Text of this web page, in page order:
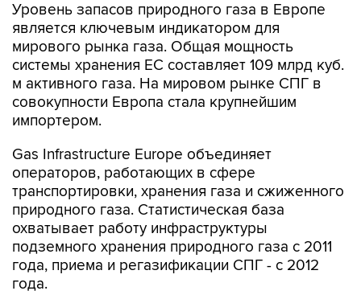
Уровень запасов природного газа в Европе
является ключевым индикатором для
мирового рынка газа. Общая мощность
системы хранения ЕС составляет 109 млрд куб.
м активного газа. На мировом рынке СПГ в
совокупности Европа стала крупнейшим
импортером.
Gas Infrastructure Europe объединяет
операторов, работающих в сфере
транспортировки, хранения газа и сжиженного
природного газа. Статистическая база
охватывает работу инфраструктуры
подземного хранения природного газа с 2011
года, приема и регазификации СПГ - с 2012
года.